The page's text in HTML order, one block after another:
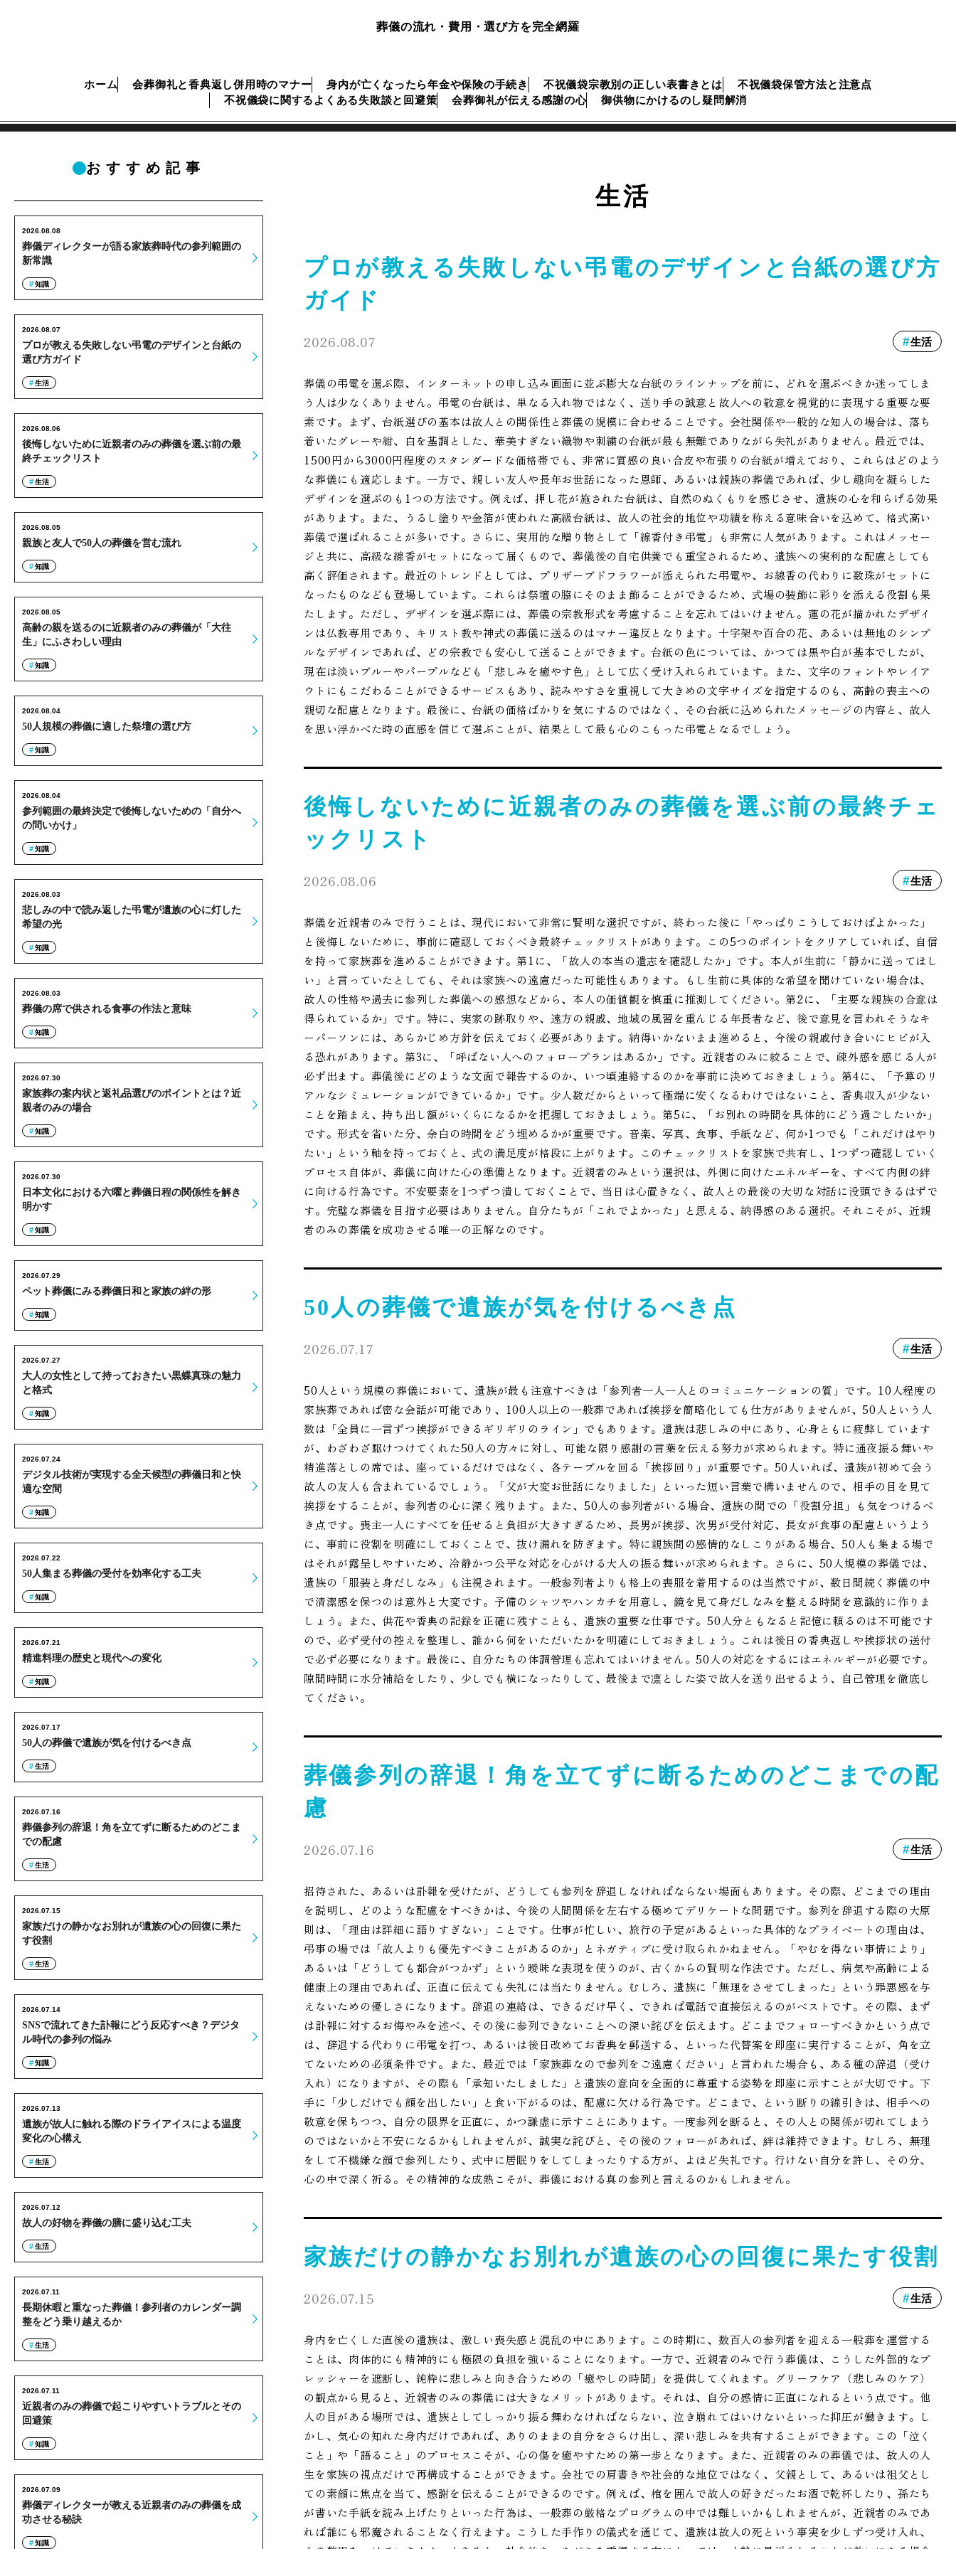
葬儀の流れ・費用・選び方を完全網羅
ホーム 会葬御礼と香典返し併用時のマナー 身内が亡くなったら年金や保険の手続き 不祝儀袋宗教別の正しい表書きとは
不祝儀袋保管方法と注意点
不祝儀袋に関するよくある失敗談と回避策
会葬御礼が伝える感謝の心 御供物にかけるのし疑問解消
生活
プロが教える失敗しない弔電のデザインと台紙の選び方
ガイド
2026.08.07 生活
葬儀の弔電を選ぶ際、インターネットの申し込み画面に並ぶ膨大な台紙のラインナップを前に、どれを選ぶべきか迷ってしま
う人は少なくありません。弔電の台紙は、単なる入れ物ではなく、送り手の誠意と故人への敬意を視覚的に表現する重要な要
素です。まず、台紙選びの基本は故人との関係性と葬儀の規模に合わせることです。会社関係や一般的な知人の場合は、落ち
着いたグレーや紺、白を基調とした、華美すぎない織物や刺繍の台紙が最も無難でありながら失礼がありません。最近では、
1500円から3000円程度のスタンダードな価格帯でも、非常に質感の良い合皮や布張りの台紙が増えており、これらはどのよう
な葬儀にも適応します。一方で、親しい友人や長年お世話になった恩師、あるいは親族の葬儀であれば、少し趣向を凝らした
デザインを選ぶのも1つの方法です。例えば、押し花が施された台紙は、自然のぬくもりを感じさせ、遺族の心を和らげる効果
があります。また、うるし塗りや金箔が使われた高級台紙は、故人の社会的地位や功績を称える意味合いを込めて、格式高い
葬儀で選ばれることが多いです。さらに、実用的な贈り物として「線香付き弔電」も非常に人気があります。これはメッセー
ジと共に、高級な線香がセットになって届くもので、葬儀後の自宅供養でも重宝されるため、遺族への実利的な配慮としても
高く評価されます。最近のトレンドとしては、プリザーブドフラワーが添えられた弔電や、お線香の代わりに数珠がセットに
なったものなども登場しています。これらは祭壇の脇にそのまま飾ることができるため、式場の装飾に彩りを添える役割も果
たします。ただし、デザインを選ぶ際には、葬儀の宗教形式を考慮することを忘れてはいけません。蓮の花が描かれたデザイ
ンは仏教専用であり、キリスト教や神式の葬儀に送るのはマナー違反となります。十字架や百合の花、あるいは無地のシンプ
ルなデザインであれば、どの宗教でも安心して送ることができます。台紙の色については、かつては黒や白が基本でしたが、
現在は淡いブルーやパープルなども「悲しみを癒やす色」として広く受け入れられています。また、文字のフォントやレイア
ウトにもこだわることができるサービスもあり、読みやすさを重視して大きめの文字サイズを指定するのも、高齢の喪主への
親切な配慮となります。最後に、台紙の価格ばかりを気にするのではなく、その台紙に込められたメッセージの内容と、故人
を思い浮かべた時の直感を信じて選ぶことが、結果として最も心のこもった弔電となるでしょう。
後悔しないために近親者のみの葬儀を選ぶ前の最終チェ
ックリスト
2026.08.06 生活
葬儀を近親者のみで行うことは、現代において非常に賢明な選択ですが、終わった後に「やっぱりこうしておけばよかった」
と後悔しないために、事前に確認しておくべき最終チェックリストがあります。この5つのポイントをクリアしていれば、自信
を持って家族葬を進めることができます。第1に、「故人の本当の遺志を確認したか」です。本人が生前に「静かに送ってほし
い」と言っていたとしても、それは家族への遠慮だった可能性もあります。もし生前に具体的な希望を聞けていない場合は、
故人の性格や過去に参列した葬儀への感想などから、本人の価値観を慎重に推測してください。第2に、「主要な親族の合意は
得られているか」です。特に、実家の跡取りや、遠方の親戚、地域の風習を重んじる年長者など、後で意見を言われそうなキ
ーパーソンには、あらかじめ方針を伝えておく必要があります。納得いかないまま進めると、今後の親戚付き合いにヒビが入
る恐れがあります。第3に、「呼ばない人へのフォロープランはあるか」です。近親者のみに絞ることで、疎外感を感じる人が
必ず出ます。葬儀後にどのような文面で報告するのか、いつ頃連絡するのかを事前に決めておきましょう。第4に、「予算のリ
アルなシミュレーションができているか」です。少人数だからといって極端に安くなるわけではないこと、香典収入が少ない
ことを踏まえ、持ち出し額がいくらになるかを把握しておきましょう。第5に、「お別れの時間を具体的にどう過ごしたいか」
です。形式を省いた分、余白の時間をどう埋めるかが重要です。音楽、写真、食事、手紙など、何か1つでも「これだけはやり
たい」という軸を持っておくと、式の満足度が格段に上がります。このチェックリストを家族で共有し、1つずつ確認していく
プロセス自体が、葬儀に向けた心の準備となります。近親者のみという選択は、外側に向けたエネルギーを、すべて内側の絆
に向ける行為です。不安要素を1つずつ潰しておくことで、当日は心置きなく、故人との最後の大切な対話に没頭できるはずで
す。完璧な葬儀を目指す必要はありません。自分たちが「これでよかった」と思える、納得感のある選択。それこそが、近親
者のみの葬儀を成功させる唯一の正解なのです。
50人の葬儀で遺族が気を付けるべき点
2026.07.17 生活
50人という規模の葬儀において、遺族が最も注意すべきは「参列者一人一人とのコミュニケーションの質」です。10人程度の
家族葬であれば密な会話が可能であり、100人以上の一般葬であれば挨拶を簡略化しても仕方がありませんが、50人という人
数は「全員に一言ずつ挨拶ができるギリギリのライン」でもあります。遺族は悲しみの中にあり、心身ともに疲弊しています
が、わざわざ駆けつけてくれた50人の方々に対し、可能な限り感謝の言葉を伝える努力が求められます。特に通夜振る舞いや
精進落としの席では、座っているだけではなく、各テーブルを回る「挨拶回り」が重要です。50人いれば、遺族が初めて会う
故人の友人も含まれているでしょう。「父が大変お世話になりました」といった短い言葉で構いませんので、相手の目を見て
挨拶をすることが、参列者の心に深く残ります。また、50人の参列者がいる場合、遺族の間での「役割分担」も気をつけるべ
き点です。喪主一人にすべてを任せると負担が大きすぎるため、長男が挨拶、次男が受付対応、長女が食事の配慮というよう
に、事前に役割を明確にしておくことで、抜け漏れを防ぎます。特に親族間の感情的なしこりがある場合、50人も集まる場で
はそれが露呈しやすいため、冷静かつ公平な対応を心がける大人の振る舞いが求められます。さらに、50人規模の葬儀では、
遺族の「服装と身だしなみ」も注視されます。一般参列者よりも格上の喪服を着用するのは当然ですが、数日間続く葬儀の中
で清潔感を保つのは意外と大変です。予備のシャツやハンカチを用意し、鏡を見て身だしなみを整える時間を意識的に作りま
しょう。また、供花や香典の記録を正確に残すことも、遺族の重要な仕事です。50人分ともなると記憶に頼るのは不可能です
ので、必ず受付の控えを整理し、誰から何をいただいたかを明確にしておきましょう。これは後日の香典返しや挨拶状の送付
で必ず必要になります。最後に、自分たちの体調管理も忘れてはいけません。50人の対応をするにはエネルギーが必要です。
隙間時間に水分補給をしたり、少しでも横になったりして、最後まで凛とした姿で故人を送り出せるよう、自己管理を徹底し
てください。
葬儀参列の辞退！角を立てずに断るためのどこまでの配
慮
2026.07.16 生活
招待された、あるいは訃報を受けたが、どうしても参列を辞退しなければならない場面もあります。その際、どこまでの理由
を説明し、どのような配慮をすべきかは、今後の人間関係を左右する極めてデリケートな問題です。参列を辞退する際の大原
則は、「理由は詳細に語りすぎない」ことです。仕事が忙しい、旅行の予定があるといった具体的なプライベートの理由は、
弔事の場では「故人よりも優先すべきことがあるのか」とネガティブに受け取られかねません。「やむを得ない事情により」
あるいは「どうしても都合がつかず」という曖昧な表現を使うのが、古くからの賢明な作法です。ただし、病気や高齢による
健康上の理由であれば、正直に伝えても失礼には当たりません。むしろ、遺族に「無理をさせてしまった」という罪悪感を与
えないための優しさになります。辞退の連絡は、できるだけ早く、できれば電話で直接伝えるのがベストです。その際、まず
は訃報に対するお悔やみを述べ、その後に参列できないことへの深い詫びを伝えます。どこまでフォローすべきかという点で
は、辞退する代わりに弔電を打つ、あるいは後日改めてお香典を郵送する、といった代替案を即座に実行することが、角を立
てないための必須条件です。また、最近では「家族葬なので参列をご遠慮ください」と言われた場合も、ある種の辞退（受け
入れ）になりますが、その際も「承知いたしました」と遺族の意向を全面的に尊重する姿勢を即座に示すことが大切です。下
手に「少しだけでも顔を出したい」と食い下がるのは、配慮に欠ける行為です。どこまで、という断りの線引きは、相手への
敬意を保ちつつ、自分の限界を正直に、かつ謙虚に示すことにあります。一度参列を断ると、その人との関係が切れてしまう
のではないかと不安になるかもしれませんが、誠実な詫びと、その後のフォローがあれば、絆は維持できます。むしろ、無理
をして不機嫌な顔で参列したり、式中に居眠りをしてしまったりする方が、よほど失礼です。行けない自分を許し、その分、
心の中で深く祈る。その精神的な成熟こそが、葬儀における真の参列と言えるのかもしれません。
家族だけの静かなお別れが遺族の心の回復に果たす役割
2026.07.15 生活
身内を亡くした直後の遺族は、激しい喪失感と混乱の中にあります。この時期に、数百人の参列者を迎える一般葬を運営する
ことは、肉体的にも精神的にも極限の負担を強いることになります。一方で、近親者のみで行う葬儀は、こうした外部的なプ
レッシャーを遮断し、純粋に悲しみと向き合うための「癒やしの時間」を提供してくれます。グリーフケア（悲しみのケア）
の観点から見ると、近親者のみの葬儀には大きなメリットがあります。それは、自分の感情に正直になれるという点です。他
人の目がある場所では、遺族としてしっかり振る舞わなければならない、泣き崩れてはいけないといった抑圧が働きます。し
かし、気心の知れた身内だけであれば、ありのままの自分をさらけ出し、深い悲しみを共有することができます。この「泣く
こと」や「語ること」のプロセスこそが、心の傷を癒やすための第一歩となります。また、近親者のみの葬儀では、故人の人
生を家族の視点だけで再構成することができます。会社での肩書きや社会的な地位ではなく、父親として、あるいは祖父とし
ての素顔に焦点を当て、感謝を伝えることができるのです。例えば、棺を囲んで故人の好きだったお酒で乾杯したり、孫たち
が書いた手紙を読み上げたりといった行為は、一般葬の厳格なプログラムの中では難しいかもしれませんが、近親者のみであ
れば誰にも邪魔されることなく行えます。こうした手作りの儀式を通じて、遺族は故人の死という事実を少しずつ受け入れ、
おすすめ記事
葬儀ディレクターが語る家族葬時代の参列範囲の
新常識
2026.08.08
知識
プロが教える失敗しない弔電のデザインと台紙の
選び方ガイド
2026.08.07
生活
後悔しないために近親者のみの葬儀を選ぶ前の最
終チェックリスト
2026.08.06
生活
親族と友人で50人の葬儀を営む流れ
2026.08.05
知識
高齢の親を送るのに近親者のみの葬儀が「大往
生」にふさわしい理由
2026.08.05
知識
50人規模の葬儀に適した祭壇の選び方
2026.08.04
知識
参列範囲の最終決定で後悔しないための「自分へ
の問いかけ」
2026.08.04
知識
悲しみの中で読み返した弔電が遺族の心に灯した
希望の光
2026.08.03
知識
葬儀の席で供される食事の作法と意味
2026.08.03
知識
家族葬の案内状と返礼品選びのポイントとは？近
親者のみの場合
2026.07.30
知識
日本文化における六曜と葬儀日程の関係性を解き
明かす
2026.07.30
知識
ペット葬儀にみる葬儀日和と家族の絆の形
2026.07.29
知識
大人の女性として持っておきたい黒蝶真珠の魅力
と格式
2026.07.27
知識
デジタル技術が実現する全天候型の葬儀日和と快
適な空間
2026.07.24
知識
50人集まる葬儀の受付を効率化する工夫
2026.07.22
知識
精進料理の歴史と現代への変化
2026.07.21
知識
50人の葬儀で遺族が気を付けるべき点
2026.07.17
生活
葬儀参列の辞退！角を立てずに断るためのどこま
での配慮
2026.07.16
生活
家族だけの静かなお別れが遺族の心の回復に果た
す役割
2026.07.15
生活
SNSで流れてきた訃報にどう反応すべき？デジタ
ル時代の参列の悩み
2026.07.14
知識
遺族が故人に触れる際のドライアイスによる温度
変化の心構え
2026.07.13
生活
故人の好物を葬儀の膳に盛り込む工夫
2026.07.12
生活
長期休暇と重なった葬儀！参列者のカレンダー調
整をどう乗り越えるか
2026.07.11
生活
近親者のみの葬儀で起こりやすいトラブルとその
回避策
2026.07.11
知識
葬儀ディレクターが教える近親者のみの葬儀を成
功させる秘訣
2026.07.09
知識